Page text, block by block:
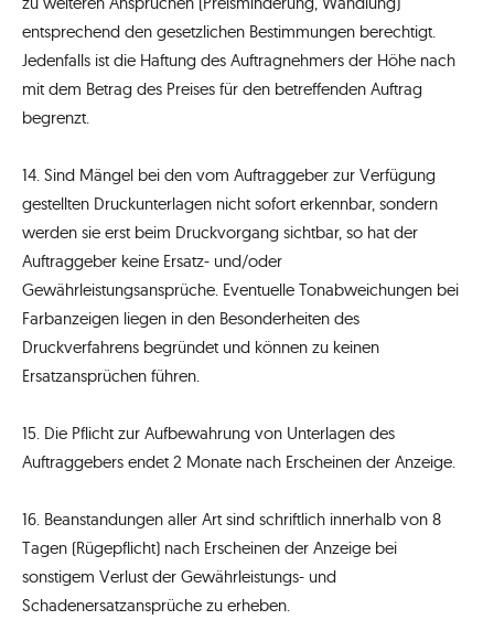
entsprechend den gesetzlichen Bestimmungen berechtigt.
Jedenfalls ist die Haftung des Auftragnehmers der Höhe nach
mit dem Betrag des Preises für den betreffenden Auftrag
begrenzt.
14. Sind Mängel bei den vom Auftraggeber zur Verfügung
gestellten Druckunterlagen nicht sofort erkennbar, sondern
werden sie erst beim Druckvorgang sichtbar, so hat der
Auftraggeber keine Ersatz- und/oder
Gewährleistungsansprüche. Eventuelle Tonabweichungen bei
Farbanzeigen liegen in den Besonderheiten des
Druckverfahrens begründet und können zu keinen
Ersatzansprüchen führen.
15. Die Pflicht zur Aufbewahrung von Unterlagen des
Auftraggebers endet 2 Monate nach Erscheinen der Anzeige.
16. Beanstandungen aller Art sind schriftlich innerhalb von 8
Tagen (Rügepflicht) nach Erscheinen der Anzeige bei
sonstigem Verlust der Gewährleistungs- und
Schadenersatzansprüche zu erheben.